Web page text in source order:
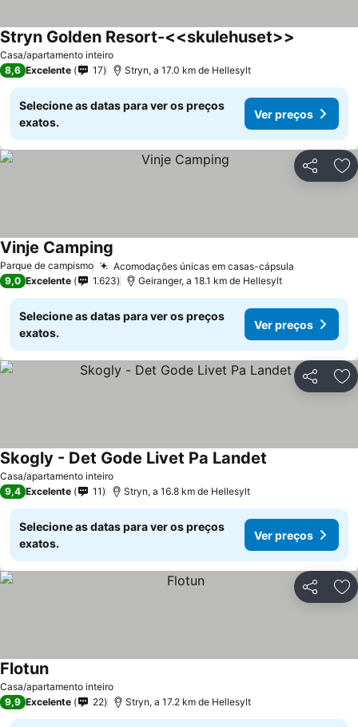
Casa/apartamento inteiro
Stryn Golden Resort-<<skulehuset>>
8,6 Excelente 17 Stryn, a 17.0 km de Hellesylt
Selecione as datas para ver os preços
exatos.
Ver preços
Partilhar
Parque de campismo Acomodações únicas em casas-cápsula
Vinje Camping
9,0 Excelente 1.623 Geiranger, a 18.1 km de Hellesylt
Selecione as datas para ver os preços
exatos.
Ver preços
Partilhar
Casa/apartamento inteiro
Skogly - Det Gode Livet Pa Landet
9,4 Excelente 11 Stryn, a 16.8 km de Hellesylt
Selecione as datas para ver os preços
exatos.
Ver preços
Partilhar
Casa/apartamento inteiro
Flotun
9,9 Excelente 22 Stryn, a 17.2 km de Hellesylt